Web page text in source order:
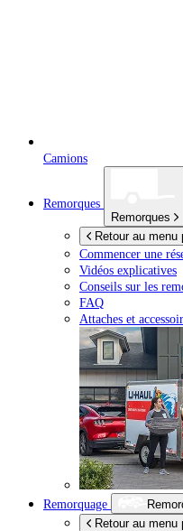
Camions
Remorques
Remorques
Retour au menu
Commencer une
Vidéos explicatives
Conseils sur les
FAQ
Attaches et
Remorquage
Retour au menu